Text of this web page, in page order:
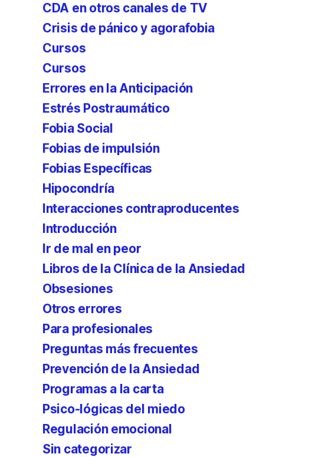
CDA en otros canales de TV
Crisis de pánico y agorafobia
Cursos
Cursos
Errores en la Anticipación
Estrés Postraumático
Fobia Social
Fobias de impulsión
Fobias Específicas
Hipocondría
Interacciones contraproducentes
Introducción
Ir de mal en peor
Libros de la Clínica de la Ansiedad
Obsesiones
Otros errores
Para profesionales
Preguntas más frecuentes
Prevención de la Ansiedad
Programas a la carta
Psico-lógicas del miedo
Regulación emocional
Sin categorizar